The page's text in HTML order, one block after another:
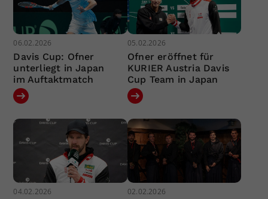
06.02.2026
Davis Cup: Ofner
unterliegt in Japan
im Auftaktmatch
05.02.2026
Ofner eröffnet für
KURIER Austria Davis
Cup Team in Japan
04.02.2026 02.02.2026